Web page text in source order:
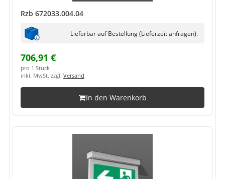
Rzb 672033.004.04
Lieferbar auf Bestellung (Lieferzeit anfragen).
706,91 €
pro 1 Stück
inkl. MwSt. zzgl. Versand
In den Warenkorb